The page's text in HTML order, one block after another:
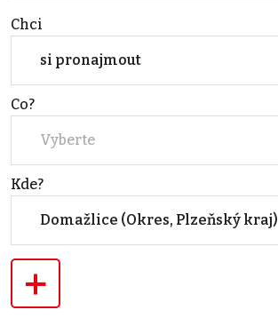
Chci
si pronajmout
Co?
Vyberte
Kde?
Domažlice (Okres, Plzeňský kraj)
+